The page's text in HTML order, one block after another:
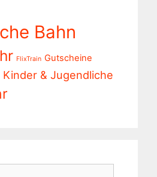
Bahn
FlixTrain Gutscheine
Kinder & Jugendliche